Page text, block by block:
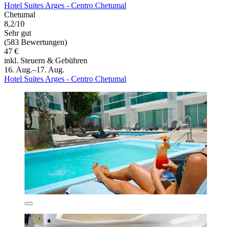
Hotel Suites Arges - Centro Chetumal
Chetumal
8,2/10
Sehr gut
(583 Bewertungen)
47 €
inkl. Steuern & Gebühren
16. Aug.–17. Aug.
Hotel Suites Arges - Centro Chetumal